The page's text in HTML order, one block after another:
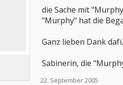
die Sache mit
"Murphy" hat die
Ganz lieben Dank
Sabinerin, die
22. September 2005